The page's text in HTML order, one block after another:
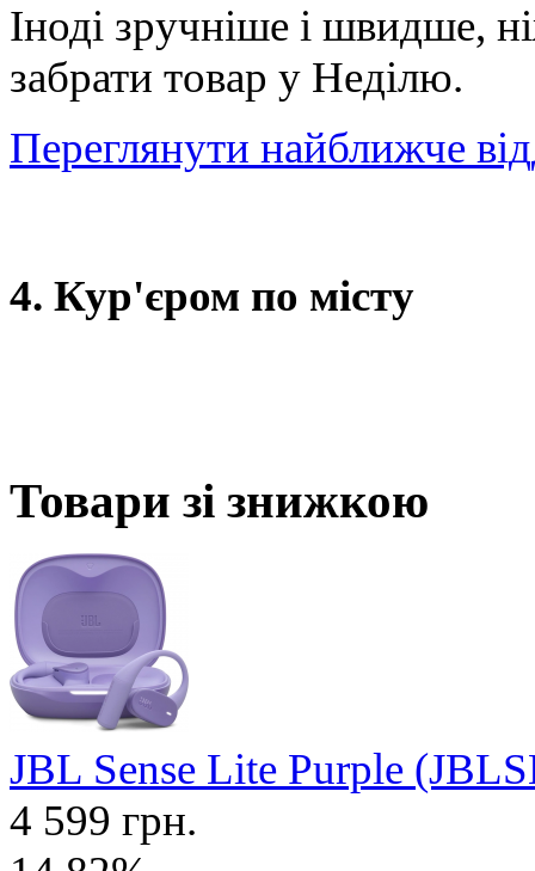
Іноді зручніше і швидше,
забрати товар у Неділю.
Переглянути найближче
4. Кур'єром по місту
Товари зі знижкою
JBL Sense Lite Purple
4 599 грн.